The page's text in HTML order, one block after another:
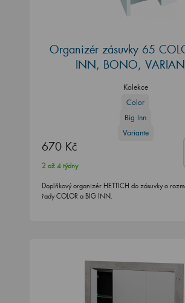
Organizér zásuvky 65
INN, BONO,
Kolekce
Color
Big Inn
Variante
670 Kč
2 až 4 týdny
Doplňkový organizér HETTICH do zásuvky o
řady COLOR a BIG INN.